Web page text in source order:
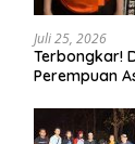
Juli 25, 2026
Terbongkar!
Perempuan